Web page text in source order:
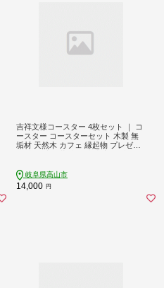
吉祥文様コースター 4枚セット ｜ コ
ースター コースターセット 木製 無
垢材 天然木 カフェ 縁起物 プレゼン
岐阜県高山市
14,000 円